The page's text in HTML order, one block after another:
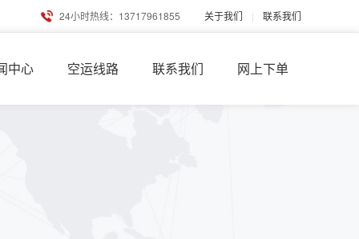
关于我们 | 联系我们
24小时热线：13717961855
中心 空运线路 联系我们 网上下单